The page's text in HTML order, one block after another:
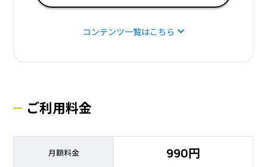
コンテンツ一覧はこちら
ご利用料金
月額料金 990円